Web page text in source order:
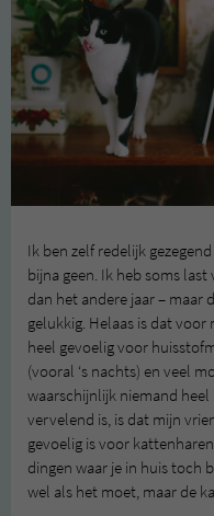
Ik ben zelf redelijk
bijna geen. Ik heb soms
dan het andere jaar – maar
gelukkig. Helaas is dat
heel gevoelig voor
(vooral ‘s nachts) en veel
waarschijnlijk niemand
vervelend is, is dat mijn
gevoelig is voor
dingen waar je in huis toch
wel als het moet, maar de